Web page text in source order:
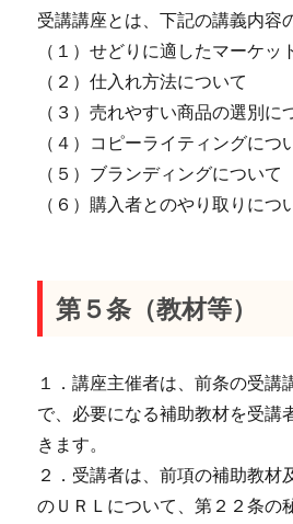
受講講座とは、下記の講義内容
（１）せどりに適したマーケッ
（２）仕入れ方法について
（３）売れやすい商品の選別に
（４）コピーライティングにつ
（５）ブランディングについて
（６）購入者とのやり取りにつ
第５条（教材等）
１．講座主催者は、前条の受講
で、必要になる補助教材を受講
きます。
２．受講者は、前項の補助教材
のＵＲＬについて、第２２条の